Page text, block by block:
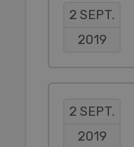
2 SEPT.
2019
2 SEPT.
2019